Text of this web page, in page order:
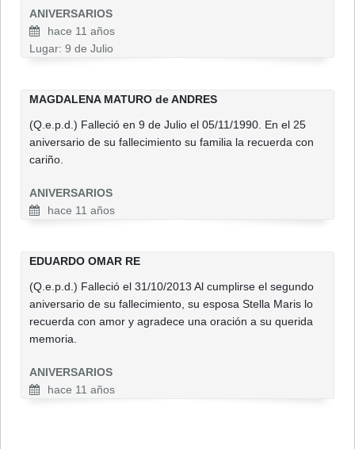
ANIVERSARIOS
hace 11 años
Lugar: 9 de Julio
MAGDALENA MATURO de ANDRES
(Q.e.p.d.) Falleció en 9 de Julio el 05/11/1990. En el 25
aniversario de su fallecimiento su familia la recuerda con
cariño.
ANIVERSARIOS
hace 11 años
EDUARDO OMAR RE
(Q.e.p.d.) Falleció el 31/10/2013 Al cumplirse el segundo
aniversario de su fallecimiento, su esposa Stella Maris lo
recuerda con amor y agradece una oración a su querida
memoria.
ANIVERSARIOS
hace 11 años